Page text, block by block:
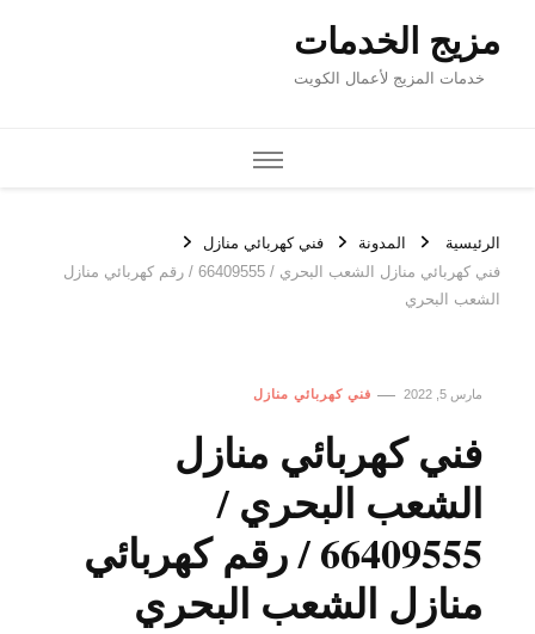
مزيج الخدمات
خدمات المزيج لأعمال الكويت
الرئيسية المدونة
فني كهربائي منازل
فني كهربائي منازل الشعب البحري / 66409555 / رقم كهربائي منازل
الشعب البحري
مارس 5, 2022 فني كهربائي منازل
فني كهربائي منازل
الشعب البحري /
66409555 / رقم كهربائي
منازل الشعب البحري